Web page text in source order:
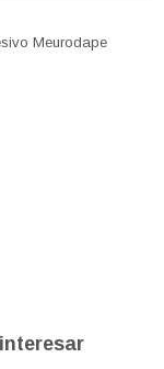
Meurodape